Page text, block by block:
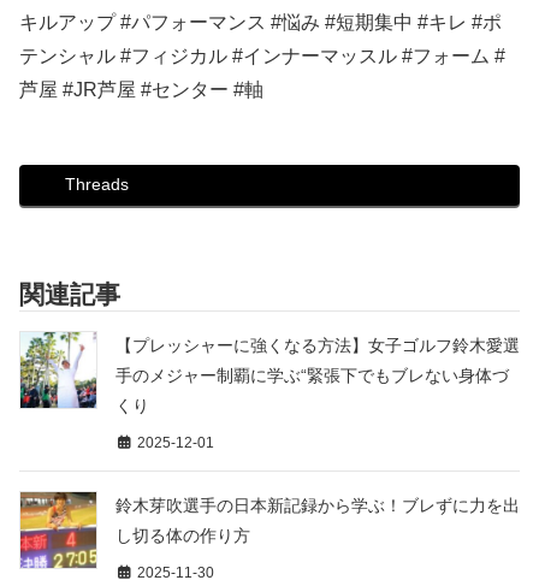
キルアップ #パフォーマンス #悩み #短期集中 #キレ #ポ
テンシャル #フィジカル #インナーマッスル #フォーム #
芦屋 #JR芦屋 #センター #軸
Threads
関連記事
【プレッシャーに強くなる方法】女子ゴルフ鈴木愛選
手のメジャー制覇に学ぶ“緊張下でもブレない身体づ
くり
2025-12-01
鈴木芽吹選手の日本新記録から学ぶ！ブレずに力を出
し切る体の作り方
2025-11-30